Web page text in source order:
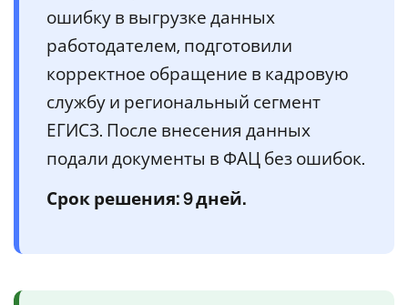
ошибку в выгрузке данных
работодателем, подготовили
корректное обращение в кадровую
службу и региональный сегмент
ЕГИСЗ. После внесения данных
подали документы в ФАЦ без ошибок.
Срок решения: 9 дней.